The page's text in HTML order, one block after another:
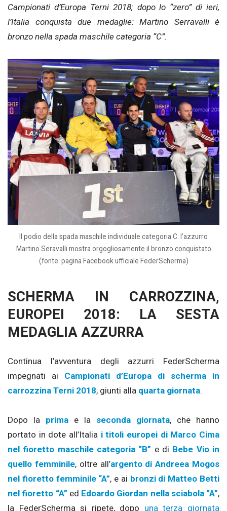
Campionati d’Europa Terni 2018; dopo lo “zero” di ieri,
l’Italia conquista due medaglie: Martino Serravalli è
bronzo nella spada maschile categoria “C”.
Il podio della spada maschile individuale categoria C: l’azzurro
Martino Seravalli mostra orgogliosamente il bronzo conquistato
(fonte: pagina Facebook ufficiale FederScherma)
SCHERMA IN CARROZZINA,
EUROPEI 2018: LA SESTA
MEDAGLIA AZZURRA
Continua l’avventura degli azzurri FederScherma
impegnati ai Campionati d’Europa di scherma in
carrozzina Terni 2018, giunti alla quarta giornata.
Dopo la prima e la seconda giornata, che hanno
portato in dote all’Italia i titoli europei di Marco Cima
nel fioretto maschile categoria “B” e di Bebe Vio in
quello femminile, oltre all’argento di Andreea Mogos
nel fioretto femminile “A”, e ai bronzi di Matteo Betti
nel fioretto “A” ed Edoardo Giordan nella sciabola “A”,
la FederScherma si ripete, dopo una terza giornata